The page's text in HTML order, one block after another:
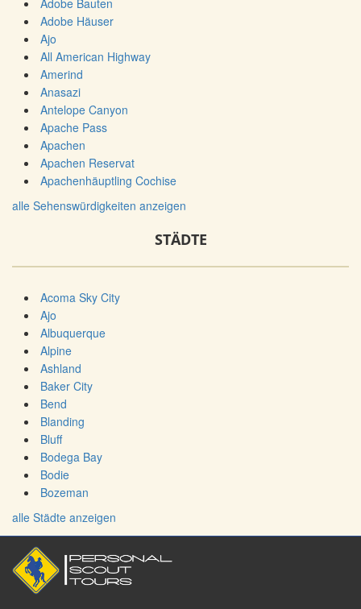
Adobe Bauten
Adobe Häuser
Ajo
All American Highway
Amerind
Anasazi
Antelope Canyon
Apache Pass
Apachen
Apachen Reservat
Apachenhäuptling Cochise
alle Sehenswürdigkeiten anzeigen
STÄDTE
Acoma Sky City
Ajo
Albuquerque
Alpine
Ashland
Baker City
Bend
Blanding
Bluff
Bodega Bay
Bodie
Bozeman
alle Städte anzeigen